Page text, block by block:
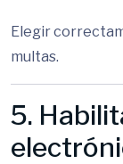
Elegir
multas.
5.